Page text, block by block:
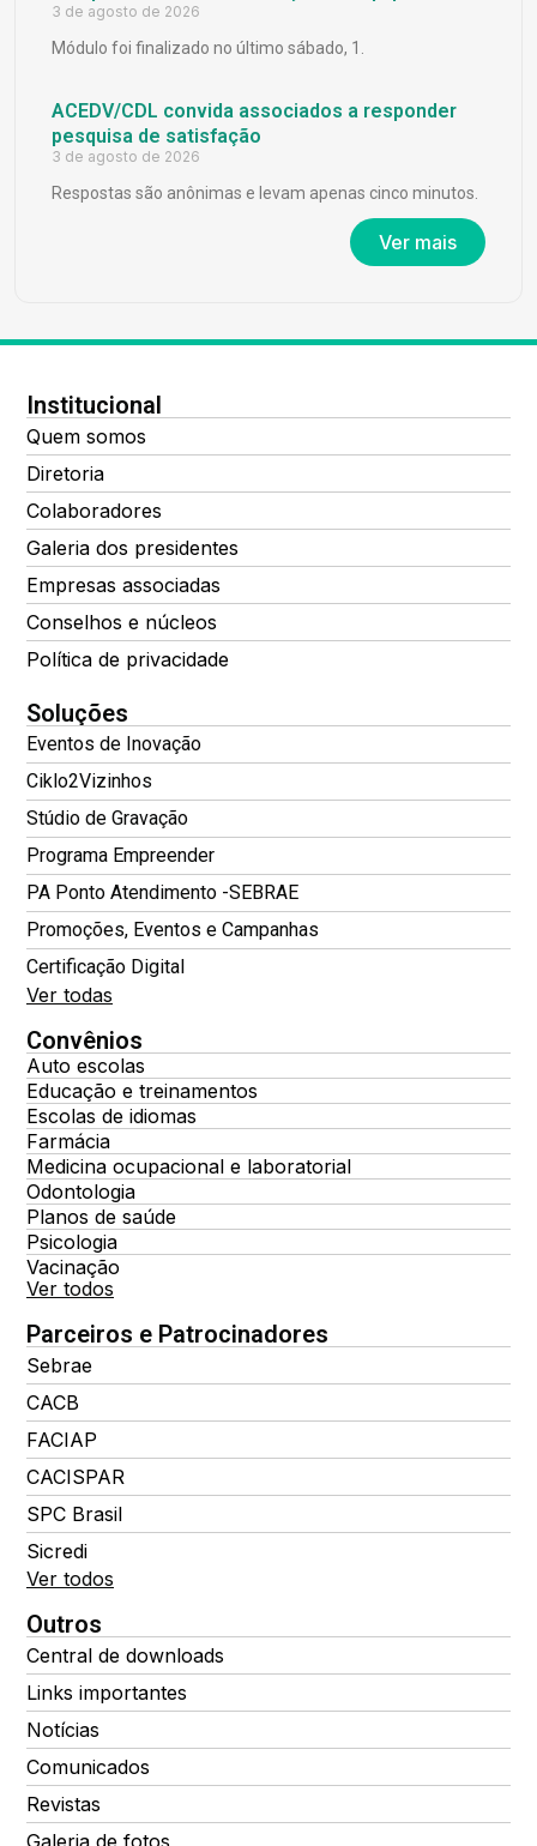
3 de agosto de 2026
Módulo foi finalizado no último sábado, 1.
ACEDV/CDL convida associados a responder
pesquisa de satisfação
3 de agosto de 2026
Respostas são anônimas e levam apenas cinco minutos.
Ver mais
Institucional
Quem somos
Diretoria
Colaboradores
Galeria dos presidentes
Empresas associadas
Conselhos e núcleos
Política de privacidade
Soluções
Eventos de Inovação
Ciklo2Vizinhos
Stúdio de Gravação
Programa Empreender
PA Ponto Atendimento -SEBRAE
Promoções, Eventos e Campanhas
Certificação Digital
Ver todas
Convênios
Auto escolas
Educação e treinamentos
Escolas de idiomas
Farmácia
Medicina ocupacional e laboratorial
Odontologia
Planos de saúde
Psicologia
Vacinação
Ver todos
Parceiros e Patrocinadores
Sebrae
CACB
FACIAP
CACISPAR
SPC Brasil
Sicredi
Ver todos
Outros
Central de downloads
Links importantes
Notícias
Comunicados
Revistas
Galeria de fotos